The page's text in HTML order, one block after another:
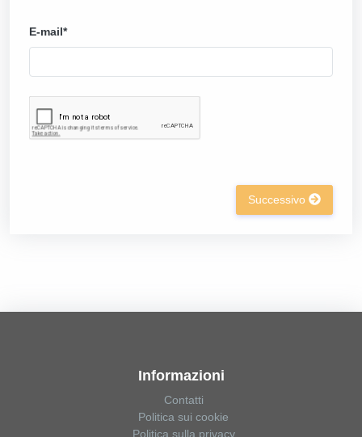
E-mail*
Successivo
Informazioni
Contatti
Politica sui cookie
Politica sulla privacy